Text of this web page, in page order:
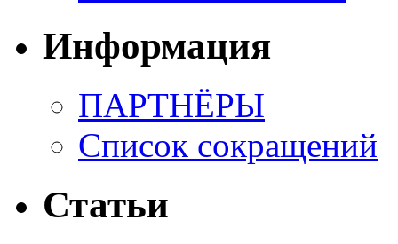
Информация
ПАРТНЁРЫ
Список сокращений
Статьи